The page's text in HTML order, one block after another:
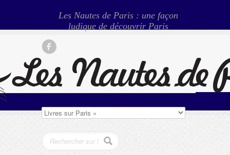
Les Nautes de Paris : une façon
ludique de découvrir Paris